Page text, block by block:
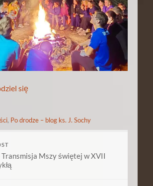
się
, Po drodze – blog ks. J. Sochy
Mszy świętej w XVII